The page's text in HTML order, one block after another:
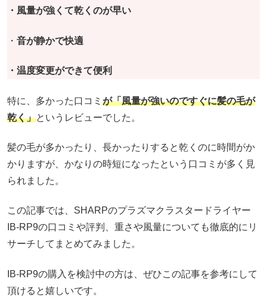
・風量が強くて乾くのが早い
・ 音が静かで快適
・温度変更ができて便利
特に、多かった口コミ が「風量が強いのですぐに髪の毛が
乾く」というレビューでした。
髪の毛が多かったり、長かったりすると乾くのに時間がか
かりますが、かなりの時短になったという口コミが多く見
られました。
この記事では、SHARPのプラズマクラスタードライヤー
IB-RP9の口コミや評判、重さや風量についても徹底的にリ
サーチしてまとめてみました。
IB-RP9の購入を検討中の方は、ぜひこの記事を参考にして
頂けると嬉しいです。